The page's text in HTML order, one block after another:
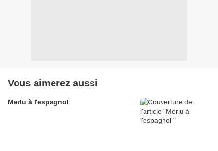
Vous aimerez aussi
Merlu à l'espagnol